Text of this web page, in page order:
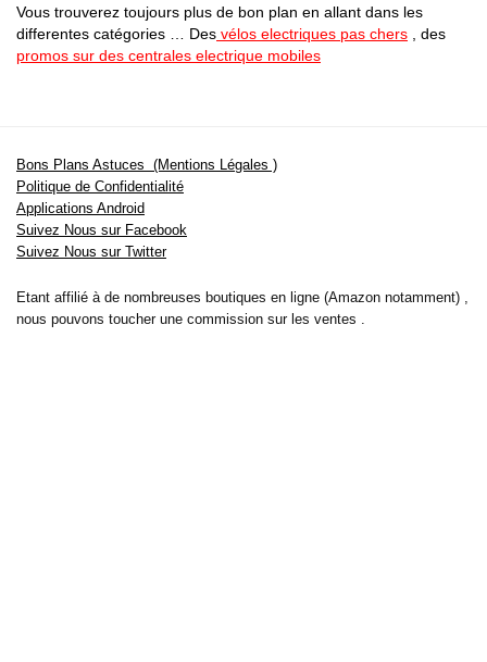
Vous trouverez toujours plus de bon plan en allant dans les
differentes catégories … Des vélos electriques pas chers , des
promos sur des centrales electrique mobiles
Bons Plans Astuces (Mentions Légales )
Politique de Confidentialité
Applications Android
Suivez Nous sur Facebook
Suivez Nous sur Twitter
Etant affilié à de nombreuses boutiques en ligne (Amazon notamment) ,
nous pouvons toucher une commission sur les ventes .